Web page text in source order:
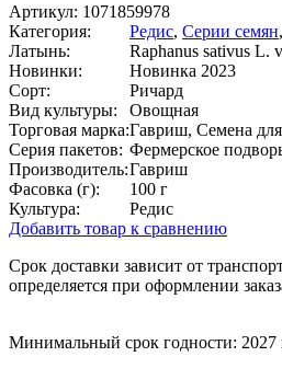
Артикул: 1071859978
Категория:
Редис, Серии семян,
Латынь:
Raphanus sativus L.
Новинки:
Новинка 2023
Сорт:
Ричард
Вид культуры:
Овощная
Торговая марка:Гавриш, Семена
Серия пакетов: Фермерское
Производитель:Гавриш
Фасовка (г):
100 г
Культура:
Редис
Добавить товар к сравнению
Срок доставки зависит от
определяется при оформлении
Минимальный срок годности: 2027